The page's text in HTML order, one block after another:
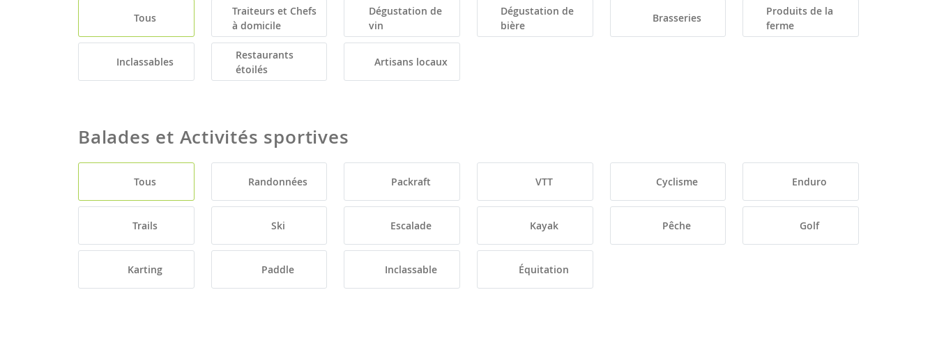
Tous
Traiteurs et Chefs
à domicile
Dégustation de
vin
Dégustation de
bière
Brasseries
Produits de la
ferme
Inclassables
Restaurants
étoilés
Artisans locaux
Balades et Activités sportives
Tous Randonnées Packraft VTT Cyclisme Enduro
Trails Ski Escalade Kayak Pêche Golf
Karting Paddle Inclassable Équitation